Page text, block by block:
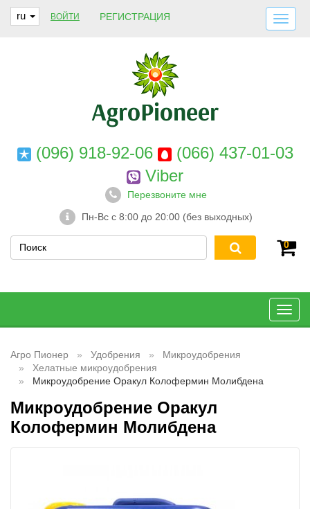
ru ВОЙТИ РЕГИСТРАЦИЯ
ДОСТАВКА И ОПЛАТА
О НАС
ГАРАНТИИ
КОНТАКТЫ
(096) 918-92-06
(066) 437-01-03
Viber
Перезвоните мне
Пн-Вс с 8:00 до 20:00 (без выходных)
0
Агро Пионер Удобрения
Микроудобрения
Хелатные микроудобрения
Микроудобрение Оракул Колофермин Молибдена
Микроудобрение Оракул
Колофермин Молибдена